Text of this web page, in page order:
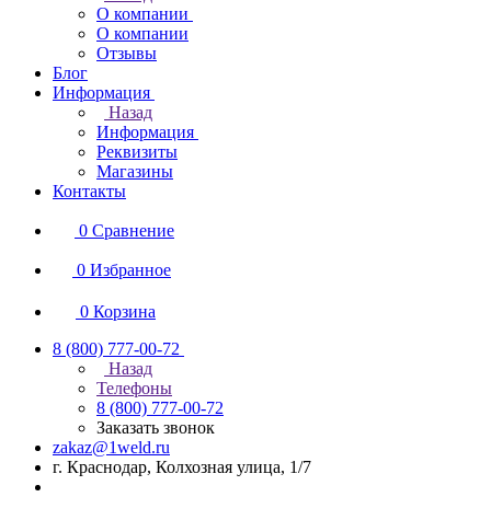
О компании
О компании
Отзывы
Блог
Информация
Назад
Информация
Реквизиты
Магазины
Контакты
0 Сравнение
0 Избранное
0 Корзина
8 (800) 777-00-72
Назад
Телефоны
8 (800) 777-00-72
Заказать звонок
zakaz@1weld.ru
г. Краснодар, Колхозная улица, 1/7